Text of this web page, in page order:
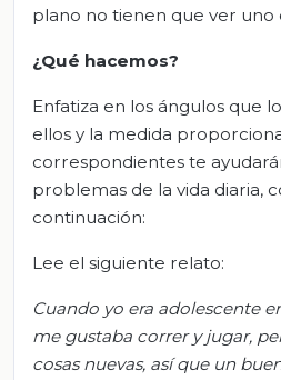
plano no tienen que ver uno
¿Qué hacemos?
Enfatiza en los ángulos que
ellos y la medida
correspondientes te
problemas de la vida diaria,
continuación:
Lee el siguiente relato:
Cuando yo era adolescente
me gustaba correr y jugar,
cosas nuevas, así que un